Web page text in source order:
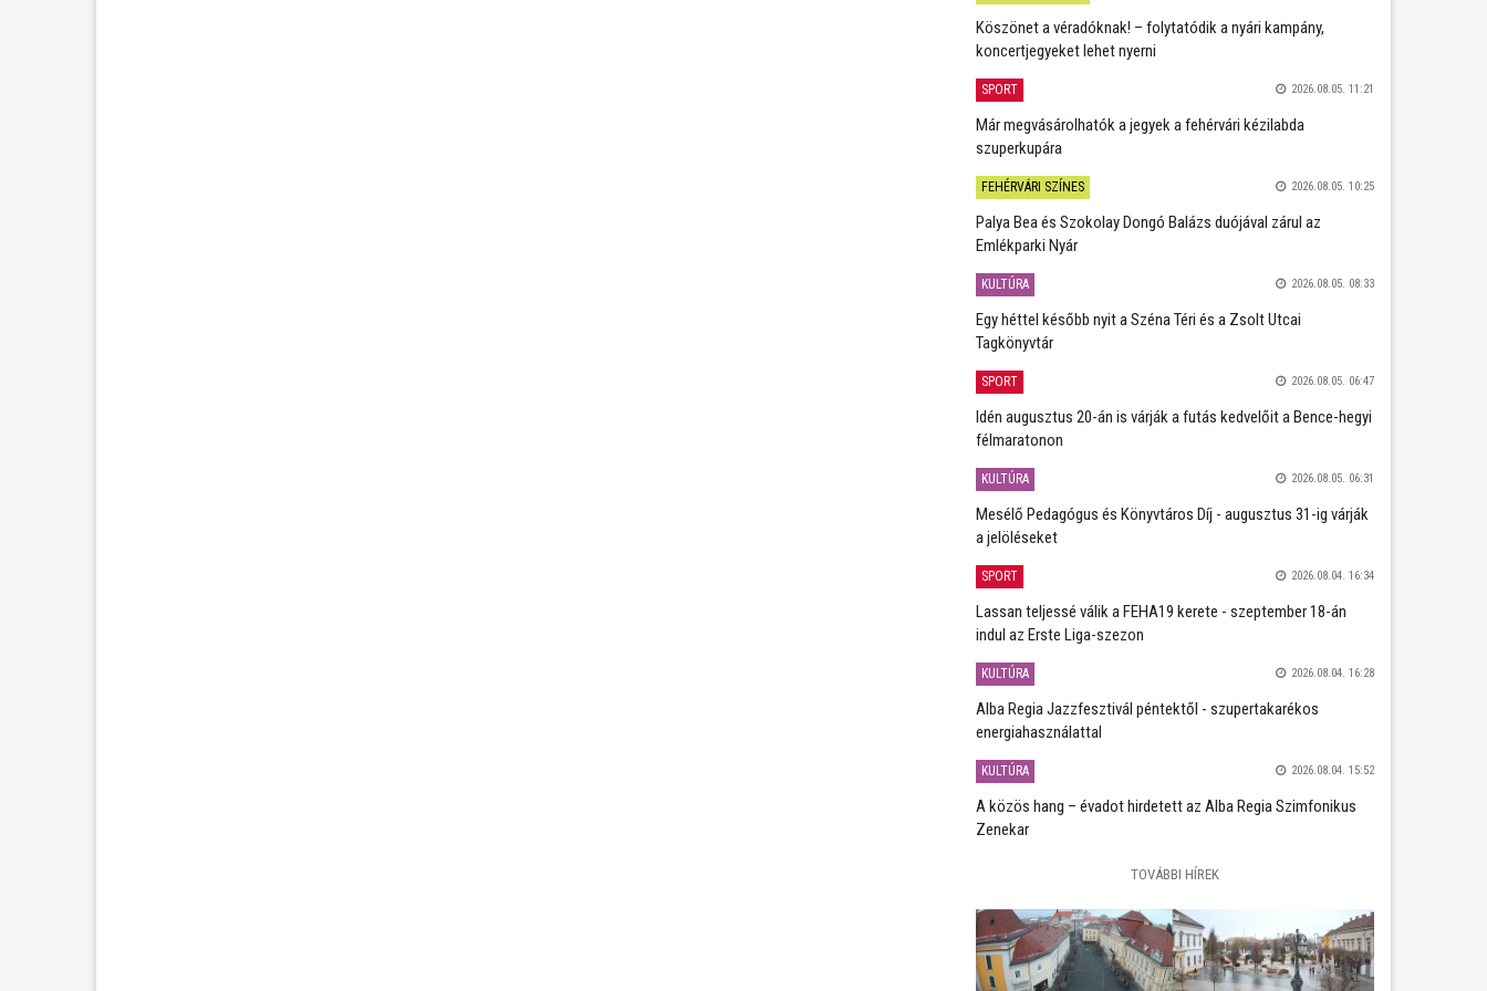
Köszönet a véradóknak! – folytatódik a nyári kampány,
koncertjegyeket lehet nyerni
SPORT 2026.08.05. 11:21
Már megvásárolhatók a jegyek a fehérvári kézilabda
szuperkupára
FEHÉRVÁRI SZÍNES 2026.08.05. 10:25
Palya Bea és Szokolay Dongó Balázs duójával zárul az
Emlékparki Nyár
KULTÚRA 2026.08.05. 08:33
Egy héttel később nyit a Széna Téri és a Zsolt Utcai
Tagkönyvtár
SPORT 2026.08.05. 06:47
Idén augusztus 20-án is várják a futás kedvelőit a Bence-hegyi
félmaratonon
KULTÚRA 2026.08.05. 06:31
Mesélő Pedagógus és Könyvtáros Díj - augusztus 31-ig várják
a jelöléseket
SPORT 2026.08.04. 16:34
Lassan teljessé válik a FEHA19 kerete - szeptember 18-án
indul az Erste Liga-szezon
KULTÚRA 2026.08.04. 16:28
Alba Regia Jazzfesztivál péntektől - szupertakarékos
energiahasználattal
KULTÚRA 2026.08.04. 15:52
A közös hang – évadot hirdetett az Alba Regia Szimfonikus
Zenekar
TOVÁBBI HÍREK